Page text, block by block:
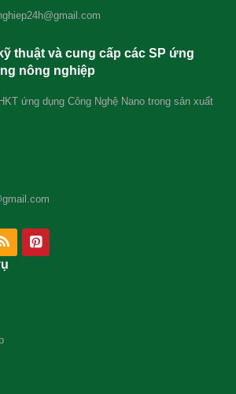
thuật và cung cấp các SP ứng
nông nghiệp
ứng dụng Công Nghệ Nano trong sản xuất